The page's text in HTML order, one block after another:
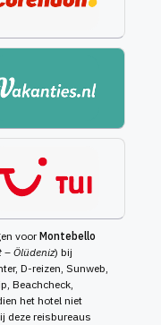
voorMontebello
– Ölüdeniz) bij
D-reizen, Sunweb,
Beachcheck,
het hotel niet
deze reisbureaus